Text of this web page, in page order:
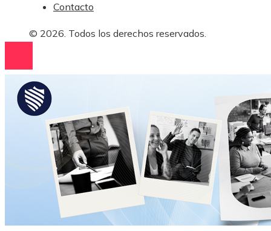
Contacto
© 2026. Todos los derechos reservados.